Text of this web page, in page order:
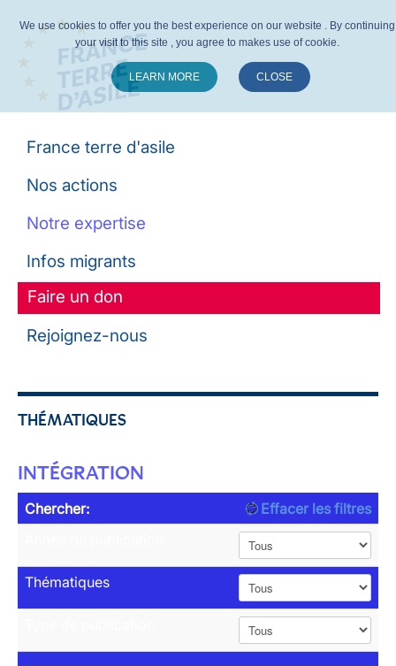
France terre d'asile
Nos actions
Notre expertise
Infos migrants
Faire un don
Rejoignez-nous
THÉMATIQUES
INTÉGRATION
Chercher:
Effacer les filtres
Thématiques
We use cookies to offer you the best experience on our website . By continuing
your visit to this site , you agree to makes use of cookie.
LEARN MORE CLOSE